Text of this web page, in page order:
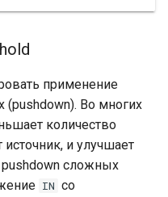
применение
(pushdown). Во многих
количество
и улучшает
pushdown сложных
IN со